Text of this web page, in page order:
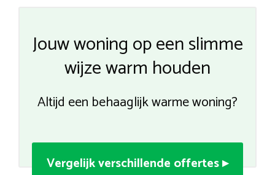
Jouw woning op een slimme
wijze warm houden
Altijd een behaaglijk warme woning?
Vergelijk verschillende offertes ▸